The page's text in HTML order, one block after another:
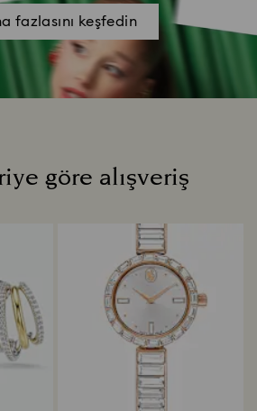
fazlasını keşfedin
göre alışveriş